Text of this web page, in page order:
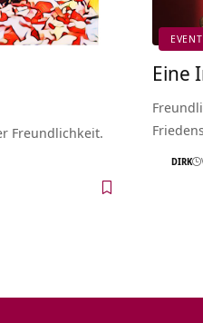
Freundlichkeit.
Eine
DIRK